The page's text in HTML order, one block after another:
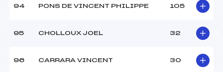
94 PONS DE VINCENT PHILIPPE 105
95 CHOLLOUX JOEL 32
96 CARRARA VINCENT 30